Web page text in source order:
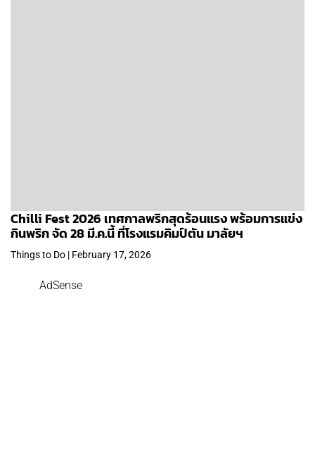
Chilli Fest 2026 เทศกาลพริกสุดร้อนแรง พร้อมการแข่ง
กินพริก จัด 28 มี.ค.นี้ ที่โรงแรมคิมป์ตัน มาลัยฯ
Things to Do | February 17, 2026
AdSense